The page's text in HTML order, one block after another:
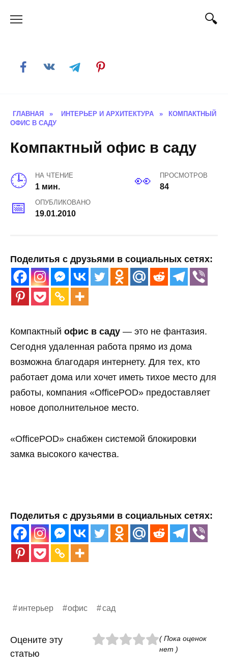
ГЛАВНАЯ » ИНТЕРЬЕР И АРХИТЕКТУРА »
КОМПАКТНЫЙ
ОФИС В САДУ
Компактный офис в саду
НА ЧТЕНИЕ
1 мин.
ПРОСМОТРОВ
84
ОПУБЛИКОВАНО
19.01.2010
Поделитья с друзьями в социальных сетях:
Компактный офис в саду — это не фантазия.
Сегодня удаленная работа прямо из дома
возможна благодаря интернету. Для тех, кто
работает дома или хочет иметь тихое место для
работы, компания «OfficePOD» предоставляет
новое дополнительное место.
«OfficePOD» снабжен системой блокировки
замка высокого качества.
Поделитья с друзьями в социальных сетях:
интерьер офис сад
Оцените эту
статью
( Пока оценок
нет )